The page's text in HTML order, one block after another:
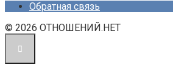
Обратная связь
© 2026 ОТНОШЕНИЙ.НЕТ